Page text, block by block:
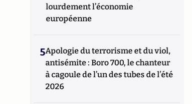
lourdement l’économie
européenne
5Apologie du terrorisme et du viol,
antisémite : Boro 700, le chanteur
à cagoule de l’un des tubes de l’été
2026